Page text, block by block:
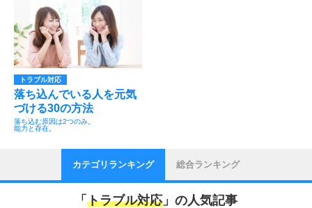
トラブル対応
落ち込んでいる人を元気
づける30の方法
落ち込む原因は2つのみ。
能力と存在。
カテゴリランキング 総合ランキング
「 トラブル対応」の人気記事